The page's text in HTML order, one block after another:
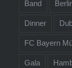
Band
Dinner
FC Bayern
Gala